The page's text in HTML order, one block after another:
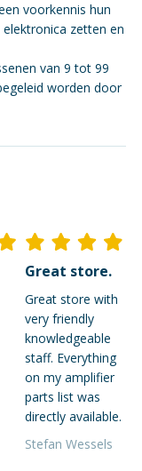
voorkennis hun
zetten en
van 9 tot 99
worden door
Great store.
Great store with
very friendly
knowledgeable
staff. Everything
on my amplifier
parts list was
directly available.
Stefan Wessels